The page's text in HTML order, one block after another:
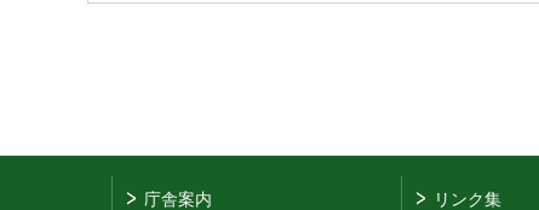
庁舎案内 リンク集